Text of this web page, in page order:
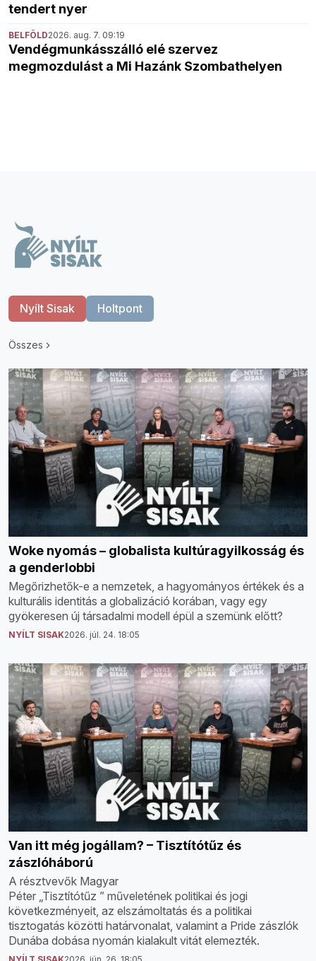
tendert nyer
BELFÖLD2026. aug. 7. 09:19
Vendégmunkásszálló elé szervez
megmozdulást a Mi Hazánk Szombathelyen
Nyílt Sisak Holtpont
Összes
Woke nyomás – globalista kultúragyilkosság és
a genderlobbi
Megőrizhetők-e a nemzetek, a hagyományos értékek és a
kulturális identitás a globalizáció korában, vagy egy
gyökeresen új társadalmi modell épül a szemünk előtt?
NYÍLT SISAK2026. júl. 24. 18:05
Van itt még jogállam? – Tisztítótűz és
zászlóháború
A résztvevők Magyar
Péter „Tisztítótűz ” műveletének politikai és jogi
következményeit, az elszámoltatás és a politikai
tisztogatás közötti határvonalat, valamint a Pride zászlók
Dunába dobása nyomán kialakult vitát elemezték.